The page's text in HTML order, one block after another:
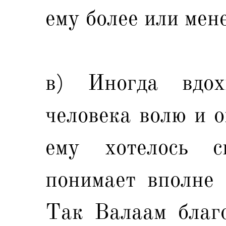
ему более или
в) Иногда
человека волю и
ему хотелось
понимает вполне
Так Валаам